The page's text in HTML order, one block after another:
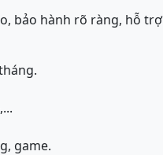
bảo hành rõ ràng, hỗ trợ
game.